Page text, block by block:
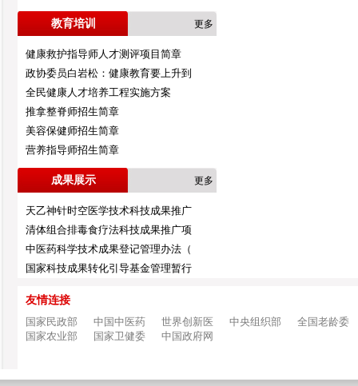
教育培训 更多
健康救护指导师人才测评项目简章
政协委员白岩松：健康教育要上升到
全民健康人才培养工程实施方案
推拿整脊师招生简章
美容保健师招生简章
营养指导师招生简章
成果展示 更多
天乙神针时空医学技术科技成果推广
清体组合排毒食疗法科技成果推广项
中医药科学技术成果登记管理办法（
国家科技成果转化引导基金管理暂行
友情连接
国家民政部
中国中医药 世界创新医 中央组织部
全国老龄委
国家农业部
国家卫健委 中国政府网